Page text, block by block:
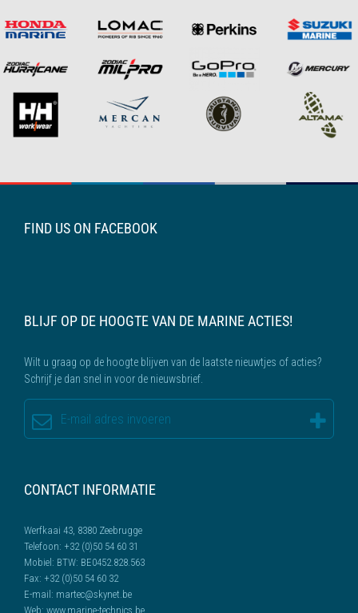
FIND US ON FACEBOOK
BLIJF OP DE HOOGTE VAN DE MARINE ACTIES!
Wilt u graag op de hoogte blijven van de laatste nieuwtjes of acties?
Schrijf je dan snel in voor de nieuwsbrief.
CONTACT INFORMATIE
Werfkaai 43, 8380 Zeebrugge
Telefoon: +32 (0)50 54 60 31
Mobiel: BTW: BE0452.828.563
Fax: +32 (0)50 54 60 32
E-mail: martec@skynet.be
Web: www.marine-technics.be